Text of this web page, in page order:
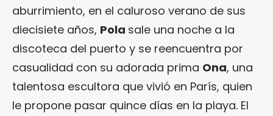
aburrimiento, en el caluroso verano de sus
diecisiete años, Pola sale una noche a la
discoteca del puerto y se reencuentra por
casualidad con su adorada prima Ona, una
talentosa escultora que vivió en París, quien
le propone pasar quince días en la playa. El